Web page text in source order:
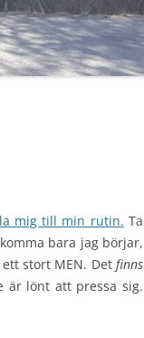
mig till min rutin. Ta
bara jag börjar,
stort MEN. Det finns
är lönt att pressa sig.